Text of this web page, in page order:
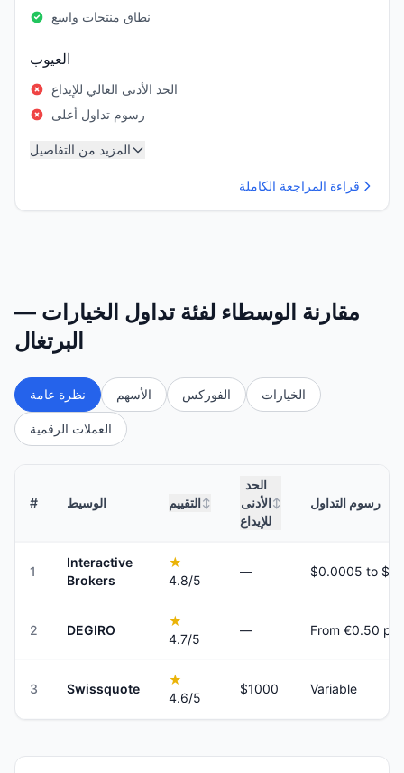
نطاق منتجات واسع
العيوب
الحد الأدنى العالي للإيداع
رسوم تداول أعلى
المزيد من التفاصيل
قراءة المراجعة الكاملة
مقارنة الوسطاء لفئة تداول الخيارات —
البرتغال
نظرة عامة الأسهم الفوركس الخيارات
العملات الرقمية
# الوسيط التقييم ↕
الحد
الأدنى
للإيداع
↕ رسوم التداول
1
Interactive
Brokers
★
4.8/5
—
2 DEGIRO
★
4.7/5
— From €0.50
3 Swissquote
★
4.6/5
$1000 Variable